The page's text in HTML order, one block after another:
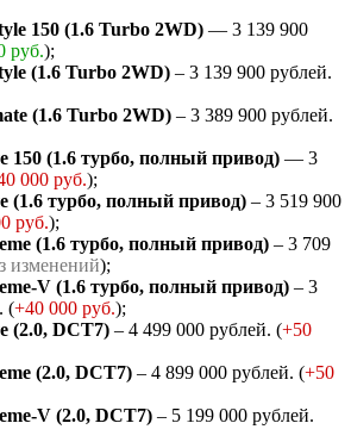
150 (1.6 Turbo 2WD) — 3 139 900
руб.);
(1.6 Turbo 2WD) – 3 139 900 рублей.
(1.6 Turbo 2WD) – 3 389 900 рублей.
150 (1.6 турбо, полный привод) — 3
000 руб.);
(1.6 турбо, полный привод) – 3 519 900
руб.);
(1.6 турбо, полный привод) – 3 709
изменений);
V (1.6 турбо, полный привод) – 3
(+40 000 руб.);
(2.0, DCT7) – 4 499 000 рублей. (+50
(2.0, DCT7) – 4 899 000 рублей. (+50
V (2.0, DCT7) – 5 199 000 рублей.